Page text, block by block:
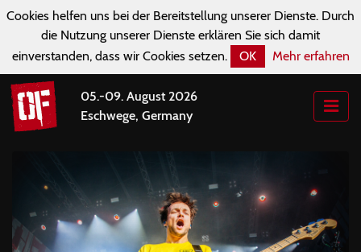
Cookies helfen uns bei der Bereitstellung unserer Dienste. Durch
die Nutzung unserer Dienste erklären Sie sich damit
einverstanden, dass wir Cookies setzen.
OK Mehr erfahren
05.-09. August 2026
Eschwege, Germany